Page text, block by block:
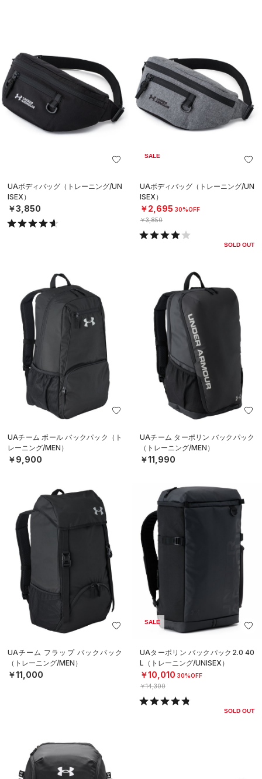
UAボディバッグ（トレーニング/UN
ISEX）
￥3,850
SALE
UAボディバッグ（トレーニング/UN
ISEX）
￥2,695 30%OFF
￥3,850
SOLD OUT
UAチーム ボール バックパック（ト
レーニング/MEN）
￥9,900
UAチーム ターポリン バックパック
（トレーニング/MEN）
￥11,990
UAチーム フラップ バックパック
（トレーニング/MEN）
￥11,000
SALE
UAターポリン バックパック2.0 40
L（トレーニング/UNISEX）
￥10,010 30%OFF
￥14,300
SOLD OUT